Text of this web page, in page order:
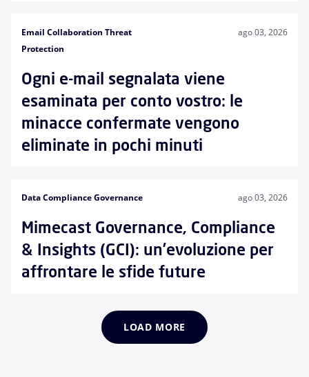
Email Collaboration Threat
Protection
ago 03, 2026
Ogni e-mail segnalata viene
esaminata per conto vostro: le
minacce confermate vengono
eliminate in pochi minuti
Data Compliance Governance ago 03, 2026
Mimecast Governance, Compliance
& Insights (GCI): un’evoluzione per
affrontare le sfide future
LOAD MORE